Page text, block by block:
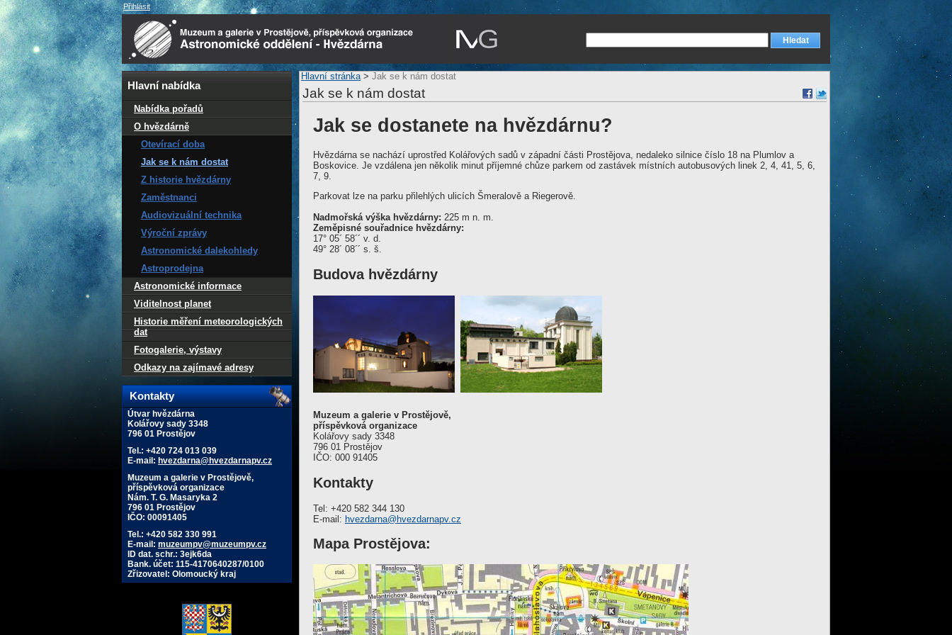
Hlavní nabídka
Nabídka pořadů
O hvězdárně
Otevírací doba
Jak se k nám dostat
Z historie hvězdárny
Zaměstnanci
Audiovizuální technika
Výroční zprávy
Astronomické dalekohledy
Astroprodejna
Astronomické informace
Viditelnost planet
Historie měření meteorologických
dat
Fotogalerie, výstavy
Odkazy na zajímavé adresy
Kontakty
Útvar hvězdárna
Kolářovy sady 3348
796 01 Prostějov
Tel.: +420 724 013 039
E-mail: hvezdarna@hvezdarnapv.cz
Muzeum a galerie v Prostějově,
příspěvková organizace
Nám. T. G. Masaryka 2
796 01 Prostějov
IČO: 00091405
Tel.: +420 582 330 991
E-mail: muzeumpv@muzeumpv.cz
ID dat. schr.: 3ejk6da
Bank. účet: 115-4170640287/0100
Zřizovatel: Olomoucký kraj
Hlavní stránka> Jak se k nám dostat
Jak se k nám dostat
Jak se dostanete na hvězdárnu?
Hvězdárna se nachází uprostřed Kolářových sadů v západní části Prostějova, nedaleko silnice číslo 18 na Plumlov a
Boskovice. Je vzdálena jen několik minut příjemné chůze parkem od zastávek místních autobusových linek 2, 4, 41, 5, 6,
7, 9.
Parkovat lze na parku přilehlých ulicích Šmeralově a Riegerově.
Nadmořská výška hvězdárny: 225 m n. m.
Zeměpisné souřadnice hvězdárny:
17° 05´ 58´´ v. d.
49° 28´ 08´´ s. š.
Budova hvězdárny
Muzeum a galerie v Prostějově,
příspěvková organizace
Kolářovy sady 3348
796 01 Prostějov
IČO: 000 91405
Kontakty
Tel: +420 582 344 130
E-mail: hvezdarna@hvezdarnapv.cz
Mapa Prostějova:
Přihlásit